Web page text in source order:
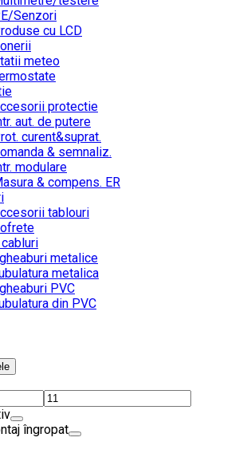
Senzori
cu LCD
meteo
protectie
aut. de putere
curent&suprat.
& semnaliz.
modulare
& compens. ER
tablouri
metalice
metalica
PVC
din PVC
îngropat